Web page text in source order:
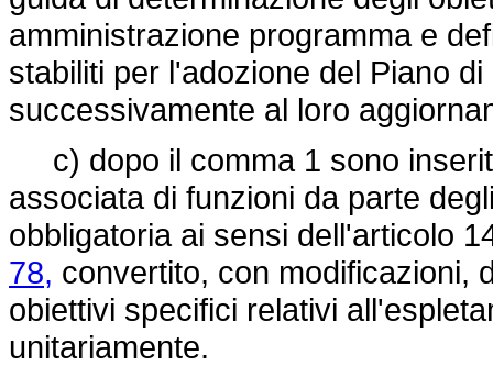
amministrazione programma e
stabiliti per l'adozione del Piano
successivamente al loro
c) dopo il comma 1 sono
associata di funzioni da parte
obbligatoria ai sensi dell'articolo
78, convertito, con modificazioni,
obiettivi specifici relativi
unitariamente.